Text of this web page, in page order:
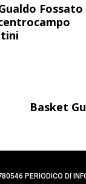
Fossato
Basket
PERIODICO DI